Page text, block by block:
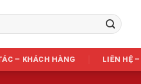
– KHÁCH HÀNG LIÊN HỆ